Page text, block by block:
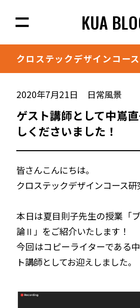
KUA
クロステックデザインコース
2020年7月21日 日常風景
ゲスト講師として中嶌
しくださいました！
皆さんこんにちは。
クロステックデザインコース研
本日は夏目則子先生の授業「
論Ⅱ」をご紹介いたします！
今回はコピーライターである
ト講師としてお迎えしました。